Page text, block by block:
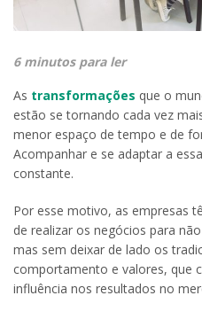
6 minutos para ler
As transformações que o
estão se tornando cada vez
menor espaço de tempo e de
Acompanhar e se adaptar a
constante.
Por esse motivo, as empresas
de realizar os negócios para
mas sem deixar de lado os
comportamento e valores, que
influência nos resultados no